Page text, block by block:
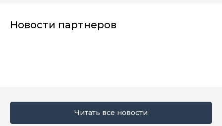
Новости партнеров
Читать все новости